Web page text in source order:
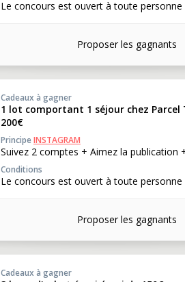
Le concours est ouvert à toute personne
Proposer les gagnants
Cadeaux à gagner
1 lot comportant 1 séjour chez Parcel
200€
PrincipeINSTAGRAM
Suivez 2 comptes + Aimez la publication
Conditions
Le concours est ouvert à toute personne
Proposer les gagnants
Cadeaux à gagner